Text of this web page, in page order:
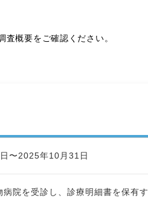
概要をご確認ください。
〜2025年10月31日
病院を受診し、診療明細書を保有